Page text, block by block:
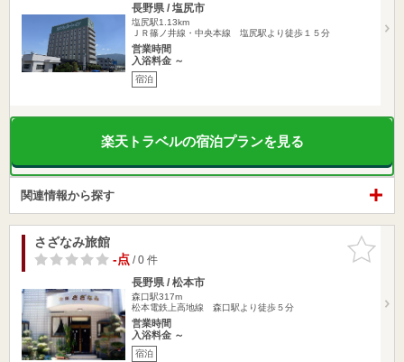
長野県 / 塩尻市
塩尻駅1.13km
ＪＲ篠ノ井線・中央本線 塩尻駅より徒歩１５分
営業時間
入浴料金 ～
宿泊
楽天トラベルの宿泊プランを見る
関連情報から探す
お気に入
りに追加
さざなみ旅館
-点/ 0 件
長野県 / 松本市
森口駅317m
松本電鉄上高地線 森口駅より徒歩５分
営業時間
入浴料金 ～
宿泊